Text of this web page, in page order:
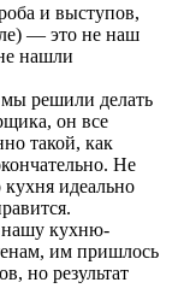
и выступов,
— это не наш
нашли
решили делать
он все
такой, как
Не
идеально
нашу кухню-
им пришлось
но результат